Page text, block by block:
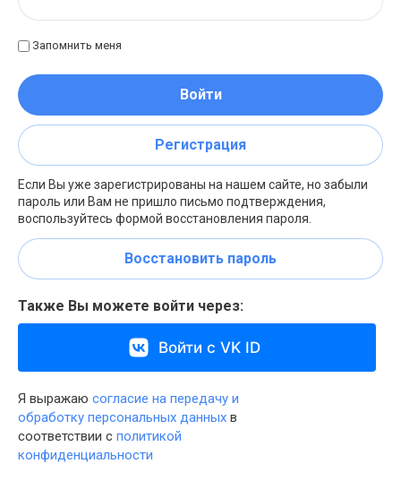
Запомнить меня
Войти
Регистрация
Если Вы уже зарегистрированы на нашем сайте, но забыли
пароль или Вам не пришло письмо подтверждения,
воспользуйтесь формой восстановления пароля.
Восстановить пароль
Также Вы можете войти через:
Войти с VK ID
Я выражаю согласие на передачу и
обработку персональных данных в
соответствии с политикой
конфиденциальности